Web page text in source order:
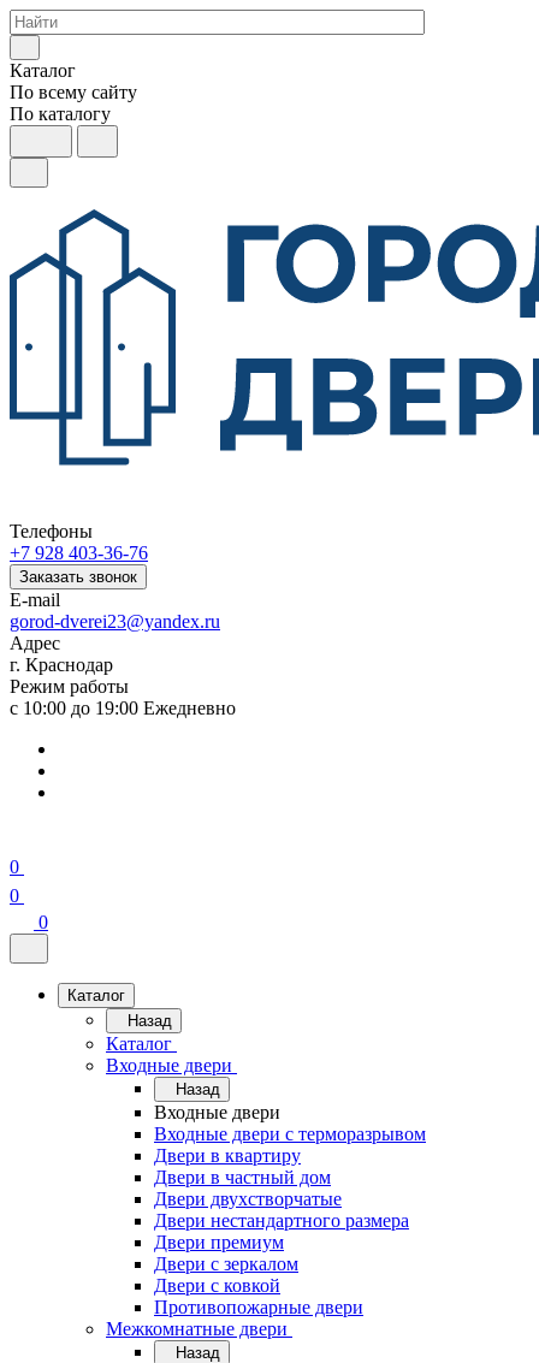
Каталог
По всему сайту
По каталогу
Телефоны
+7 928 403-36-76
Заказать звонок
E-mail
gorod-dverei23@yandex.ru
Адрес
г. Краснодар
Режим работы
с 10:00 до 19:00 Ежедневно
0
0
0
Каталог
Назад
Каталог
Входные двери
Назад
Входные двери
Входные двери с терморазрывом
Двери в квартиру
Двери в частный дом
Двери двухстворчатые
Двери нестандартного размера
Двери премиум
Двери с зеркалом
Двери с ковкой
Противопожарные двери
Межкомнатные двери
Назад